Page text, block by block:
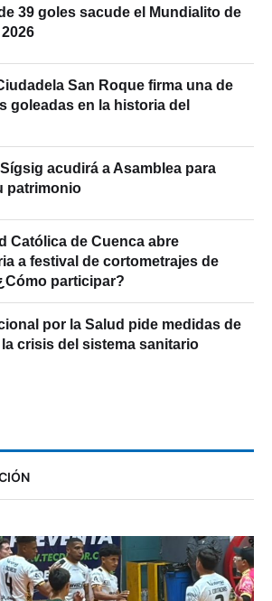
39 goles sacude el Mundialito de
San Roque firma una de
goleadas en la historia del
acudirá a Asamblea para
patrimonio
Católica de Cuenca abre
a festival de cortometrajes de
participar?
por la Salud pide medidas de
crisis del sistema sanitario